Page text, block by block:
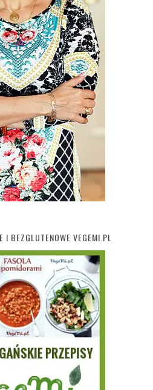
I BEZGLUTENOWE VEGEMI.PL